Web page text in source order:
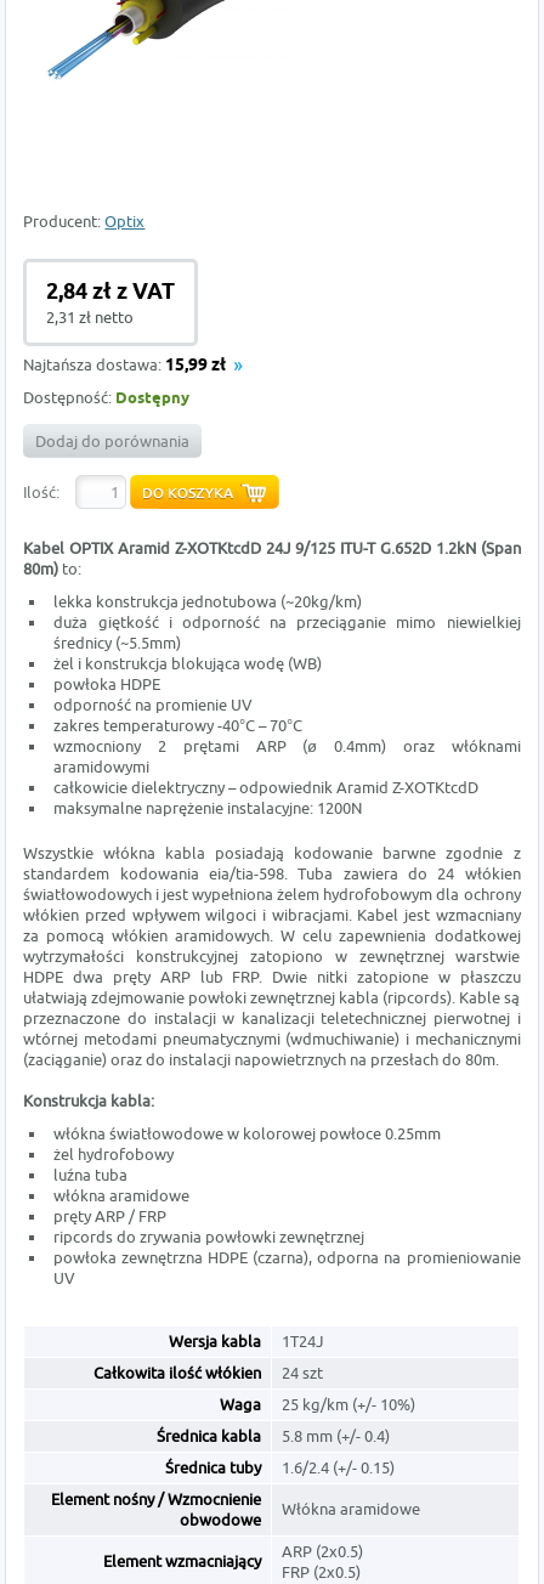
Producent:Optix
2,84 zł z VAT
2,31 zł netto
Najtańsza dostawa: 15,99 zł
Dostępność: Dostępny
Dodaj do porównania
Ilość:
Kabel OPTIX Aramid Z-XOTKtcdD 24J 9/125 ITU-T G.652D 1.2kN (Span
80m) to:
lekka konstrukcja jednotubowa (~20kg/km)
duża giętkość i odporność na przeciąganie mimo niewielkiej
średnicy (~5.5mm)
żel i konstrukcja blokująca wodę (WB)
powłoka HDPE
odporność na promienie UV
zakres temperaturowy -40°C – 70°C
wzmocniony 2 prętami ARP (ø 0.4mm) oraz włóknami
aramidowymi
całkowicie dielektryczny – odpowiednik Aramid Z-XOTKtcdD
maksymalne naprężenie instalacyjne: 1200N
Wszystkie włókna kabla posiadają kodowanie barwne zgodnie z
standardem kodowania eia/tia-598. Tuba zawiera do 24 włókien
światłowodowych i jest wypełniona żelem hydrofobowym dla ochrony
włókien przed wpływem wilgoci i wibracjami. Kabel jest wzmacniany
za pomocą włókien aramidowych. W celu zapewnienia dodatkowej
wytrzymałości konstrukcyjnej zatopiono w zewnętrznej warstwie
HDPE dwa pręty ARP lub FRP. Dwie nitki zatopione w płaszczu
ułatwiają zdejmowanie powłoki zewnętrznej kabla (ripcords). Kable są
przeznaczone do instalacji w kanalizacji teletechnicznej pierwotnej i
wtórnej metodami pneumatycznymi (wdmuchiwanie) i mechanicznymi
(zaciąganie) oraz do instalacji napowietrznych na przesłach do 80m.
Konstrukcja kabla:
włókna światłowodowe w kolorowej powłoce 0.25mm
żel hydrofobowy
luźna tuba
włókna aramidowe
pręty ARP / FRP
ripcords do zrywania powłowki zewnętrznej
powłoka zewnętrzna HDPE (czarna), odporna na promieniowanie
UV
Wersja kabla
1T24J
Całkowita ilość włókien
24 szt
Waga
25 kg/km (+/- 10%)
Średnica kabla
5.8 mm (+/- 0.4)
Średnica tuby
1.6/2.4 (+/- 0.15)
Element nośny / Wzmocnienie
obwodowe
Włókna aramidowe
Element wzmacniający
ARP (2x0.5)
FRP (2x0.5)